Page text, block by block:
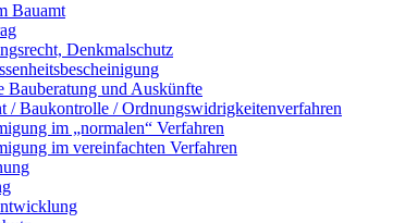
Bauamt
Denkmalschutz
Bauberatung und Auskünfte
/ Baukontrolle / Ordnungswidrigkeitenverfahren
im „normalen“ Verfahren
im vereinfachten Verfahren